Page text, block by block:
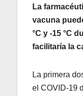
La
vacuna
°C y -15 °C
facilitaría la
La primera
el COVID-19